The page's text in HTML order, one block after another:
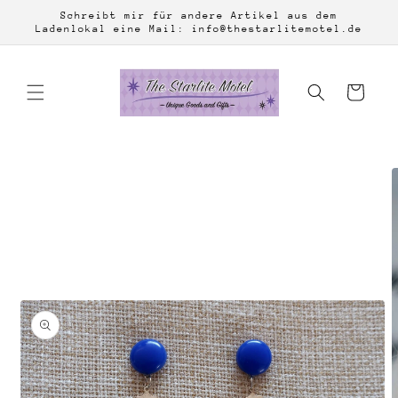
Inhalt
Schreibt mir für andere Artikel aus dem
Ladenlokal eine Mail: info@thestarlitemotel.de
Warenkorb